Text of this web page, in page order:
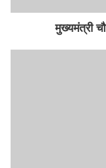
मुख्यमंत्री